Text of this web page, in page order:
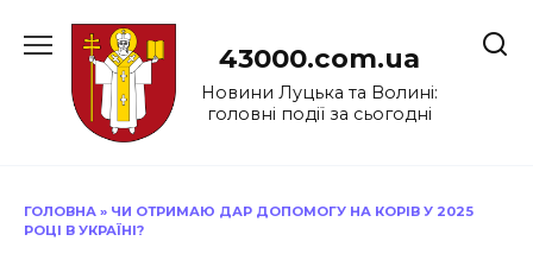
до
43000.com.ua
Новини Луцька та Волині:
головні події за сьогодні
ГОЛОВНА » ЧИ ОТРИМАЮ ДАР ДОПОМОГУ НА КОРІВ У 2025
РОЦІ В УКРАЇНІ?